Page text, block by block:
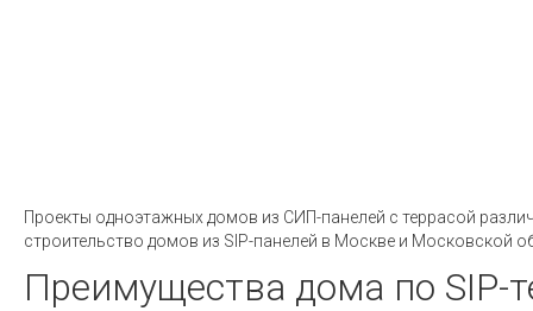
Проекты одноэтажных домов из СИП-панелей с террасой
строительство домов из SIP-панелей в Москве и Московской
Преимущества дома по SIP-